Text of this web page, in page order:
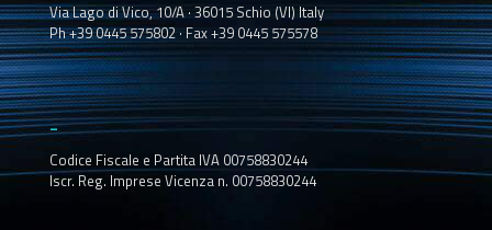
Via Lago di Vico, 10/A · 36015 Schio (VI) Italy
Ph +39 0445 575802 · Fax +39 0445 575578
_
Codice Fiscale e Partita IVA 00758830244
Iscr. Reg. Imprese Vicenza n. 00758830244